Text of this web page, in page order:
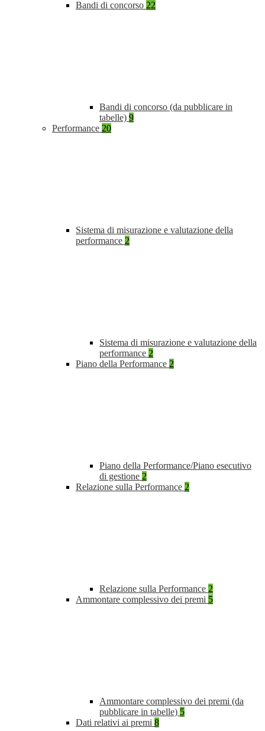
Bandi di concorso 22
Bandi di concorso (da pubblicare in
tabelle) 9
Performance 20
Sistema di misurazione e valutazione della
performance 2
Sistema di misurazione e valutazione della
performance 2
Piano della Performance 2
Piano della Performance/Piano esecutivo
di gestione 2
Relazione sulla Performance 2
Relazione sulla Performance 2
Ammontare complessivo dei premi 5
Ammontare complessivo dei premi (da
pubblicare in tabelle) 5
Dati relativi ai premi 8